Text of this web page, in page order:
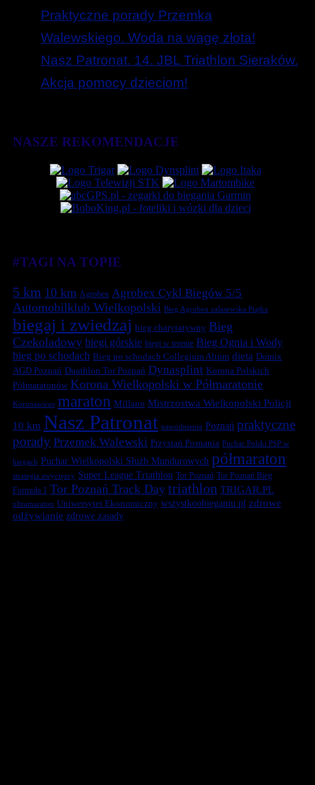
Praktyczne porady Przemka
Walewskiego. Woda na wagę złota!
Nasz Patronat. 14. JBL Triathlon Sieraków.
Akcja pomocy dzieciom!
NASZE REKOMENDACJE
#TAGI NA TOPIE
5 km 10 km Agrobex Agrobex Cykl Biegów 5/5
Automobilklub Wielkopolski Bieg Agrobex zalasewska Piątka
biegaj i zwiedzaj bieg charytatywny Bieg
Czekoladowy biegi górskie biegi w terenie Bieg Ognia i Wody
bieg po schodach Bieg po schodach Collegium Altum dieta Domix
AGD Poznań Duathlon Tor Poznań Dynasplint Korona Polskich
Półmaratonów Korona Wielkopolski w Półmaratonie
Koronawirus maraton Millano Mistrzostwa Wielkopolski Policji
10 km Nasz Patronat nawodnienie Poznań praktyczne
porady Przemek Walewski Przystań Posnania Puchar Polski PSP w
biegach Puchar Wielkopolski Służb Mundurowych półmaraton
strategia zwycięzcy Super League Triathlon Tor Poznań Tor Poznań Bieg
Formuła 1 Tor Poznań Track Day triathlon TRIGAR.PL
ultramaraton Uniwersytet Ekonomiczny wszystkoobieganiu.pl zdrowe
odżywianie zdrowe zasady